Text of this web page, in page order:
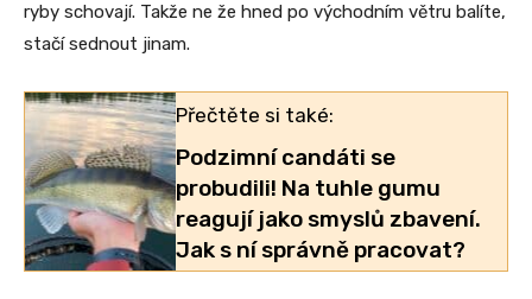
ryby schovají. Takže ne že hned po východním větru balíte,
stačí sednout jinam.
Přečtěte si také:
Podzimní candáti se
probudili! Na tuhle gumu
reagují jako smyslů zbavení.
Jak s ní správně pracovat?